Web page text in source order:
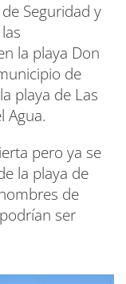
Seguridad y
la playa Don
de
playa de Las
Agua.
pero ya se
la playa de
de
ser